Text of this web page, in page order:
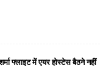
में एयर होस्टेस बैठने नहीं